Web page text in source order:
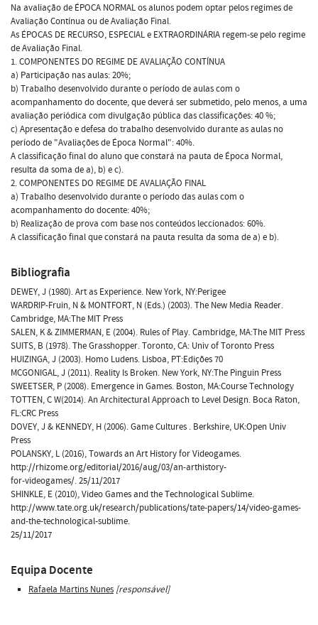
Na avaliação de ÉPOCA NORMAL os alunos podem optar pelos regimes de
Avaliação Contínua ou de Avaliação Final.
As ÉPOCAS DE RECURSO, ESPECIAL e EXTRAORDINÁRIA regem-se pelo regime
de Avaliação Final.
1. COMPONENTES DO REGIME DE AVALIAÇÃO CONTÍNUA
a) Participação nas aulas: 20%;
b) Trabalho desenvolvido durante o período de aulas com o
acompanhamento do docente, que deverá ser submetido, pelo menos, a uma
avaliação periódica com divulgação pública das classificações: 40 %;
c) Apresentação e defesa do trabalho desenvolvido durante as aulas no
período de "Avaliações de Época Normal": 40%.
A classificação final do aluno que constará na pauta de Época Normal,
resulta da soma de a), b) e c).
2. COMPONENTES DO REGIME DE AVALIAÇÃO FINAL
a) Trabalho desenvolvido durante o período das aulas com o
acompanhamento do docente: 40%;
b) Realização de prova com base nos conteúdos leccionados: 60%.
A classificação final que constará na pauta resulta da soma de a) e b).
Bibliografia
DEWEY, J (1980). Art as Experience. New York, NY:Perigee
WARDRIP-Fruin, N & MONTFORT, N (Eds.) (2003). The New Media Reader.
Cambridge, MA:The MIT Press
SALEN, K & ZIMMERMAN, E (2004). Rules of Play. Cambridge, MA:The MIT Press
SUITS, B (1978). The Grasshopper. Toronto, CA: Univ of Toronto Press
HUIZINGA, J (2003). Homo Ludens. Lisboa, PT:Edições 70
MCGONIGAL, J (2011). Reality Is Broken. New York, NY:The Pinguin Press
SWEETSER, P (2008). Emergence in Games. Boston, MA:Course Technology
TOTTEN, C W(2014). An Architectural Approach to Level Design. Boca Raton,
FL:CRC Press
DOVEY, J & KENNEDY, H (2006). Game Cultures . Berkshire, UK:Open Univ
Press
POLANSKY, L (2016), Towards an Art History for Videogames.
http://rhizome.org/editorial/2016/aug/03/an-arthistory-
for-videogames/. 25/11/2017
SHINKLE, E (2010), Video Games and the Technological Sublime.
http://www.tate.org.uk/research/publications/tate-papers/14/video-games-
and-the-technological-sublime.
25/11/2017
Equipa Docente
Rafaela Martins Nunes [responsável]